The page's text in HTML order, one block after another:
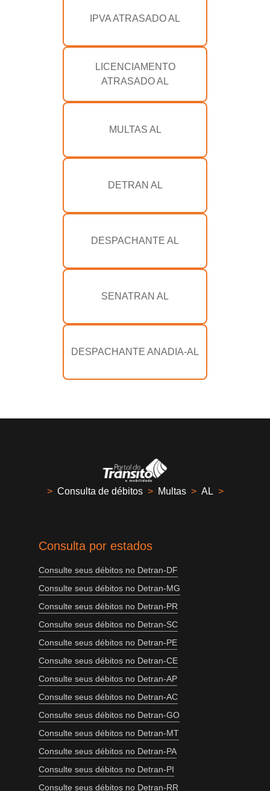
IPVA ATRASADO AL
LICENCIAMENTO
ATRASADO AL
MULTAS AL
DETRAN AL
DESPACHANTE AL
SENATRAN AL
DESPACHANTE ANADIA-AL
> Consulta de débitos > Multas > AL >
Consulta por estados
Consulte seus débitos no Detran-DF
Consulte seus débitos no Detran-MG
Consulte seus débitos no Detran-PR
Consulte seus débitos no Detran-SC
Consulte seus débitos no Detran-PE
Consulte seus débitos no Detran-CE
Consulte seus débitos no Detran-AP
Consulte seus débitos no Detran-AC
Consulte seus débitos no Detran-GO
Consulte seus débitos no Detran-MT
Consulte seus débitos no Detran-PA
Consulte seus débitos no Detran-PI
Consulte seus débitos no Detran-RR